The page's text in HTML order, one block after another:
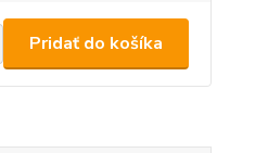
Pridať do košíka